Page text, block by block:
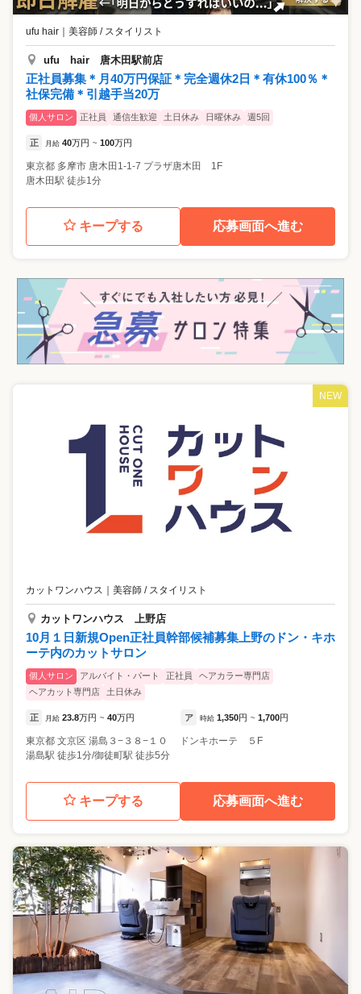
ufu hair ｜ 美容師 / スタイリスト
ufu hair 唐木田駅前店
正社員募集＊月40万円保証＊完全週休2日＊有休100％＊
社保完備＊引越手当20万
個人サロン 正社員 通信生歓迎 土日休み 日曜休み 週5回
正 月給 40万円 ~ 100万円
東京都 多摩市 唐木田1-1-7 プラザ唐木田 1F
唐木田駅 徒歩1分
キープする 応募画面へ進む
NEW
カットワンハウス ｜ 美容師 / スタイリスト
カットワンハウス 上野店
10月１日新規Open正社員幹部候補募集上野のドン・キホ
ーテ内のカットサロン
個人サロン アルバイト・パート 正社員
ヘアカラー専門店
ヘアカット専門店
土日休み
正 月給 23.8万円 ~ 40万円 ア 時給 1,350円 ~ 1,700円
東京都 文京区 湯島３−３８−１０ ドンキホーテ ５F
湯島駅 徒歩1分/御徒町駅 徒歩5分
キープする 応募画面へ進む